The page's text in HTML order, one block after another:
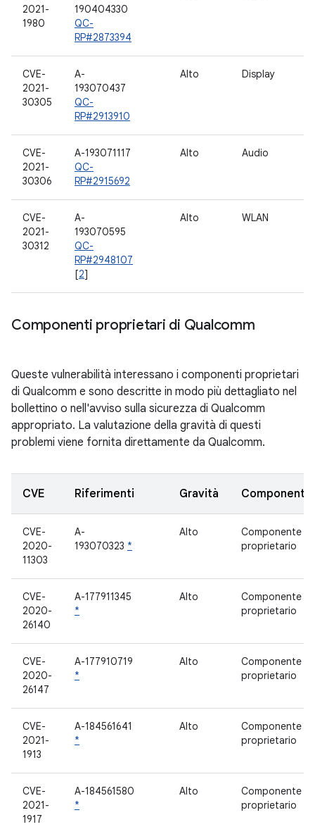
2021-
1980
190404330
QC-
RP#2873394
CVE-
2021-
30305
A-
193070437
QC-
RP#2913910
Alto Display
CVE-
2021-
30306
A-193071117
QC-
RP#2915692
Alto Audio
CVE-
2021-
30312
A-
193070595
QC-
RP#2948107
[2]
Alto WLAN
Componenti proprietari di Qualcomm
Queste vulnerabilità interessano i componenti proprietari
di Qualcomm e sono descritte in modo più dettagliato nel
bollettino o nell'avviso sulla sicurezza di Qualcomm
appropriato. La valutazione della gravità di questi
problemi viene fornita direttamente da Qualcomm.
CVE Riferimenti Gravità Componente
CVE-
2020-
11303
A-
193070323 *
Alto
Componente
proprietario
CVE-
2020-
26140
A-177911345
*
Alto
Componente
proprietario
CVE-
2020-
26147
A-177910719
*
Alto
Componente
proprietario
CVE-
2021-
1913
A-184561641
*
Alto
Componente
proprietario
CVE-
2021-
1917
A-184561580
*
Alto
Componente
proprietario